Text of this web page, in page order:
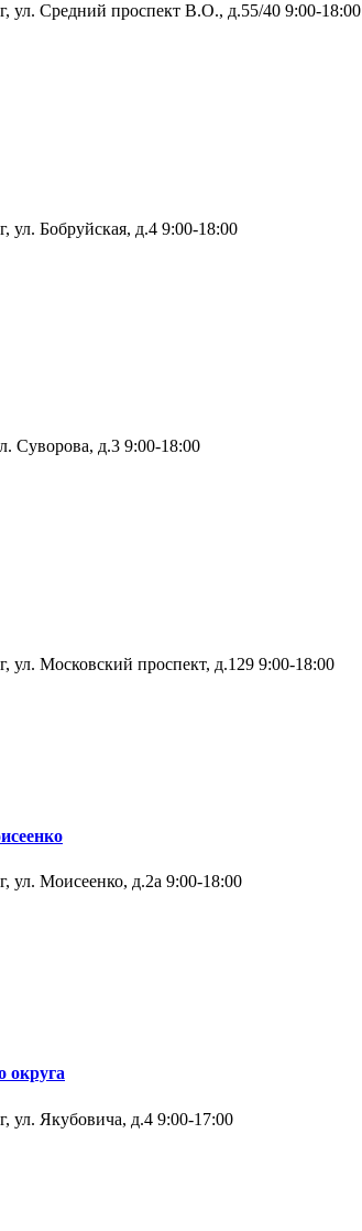
ул. Средний проспект В.О., д.55/40 9:00-18:00
ул. Бобруйская, д.4 9:00-18:00
Суворова, д.3 9:00-18:00
ул. Московский проспект, д.129 9:00-18:00
ул. Моисеенко, д.2а 9:00-18:00
округа
ул. Якубовича, д.4 9:00-17:00